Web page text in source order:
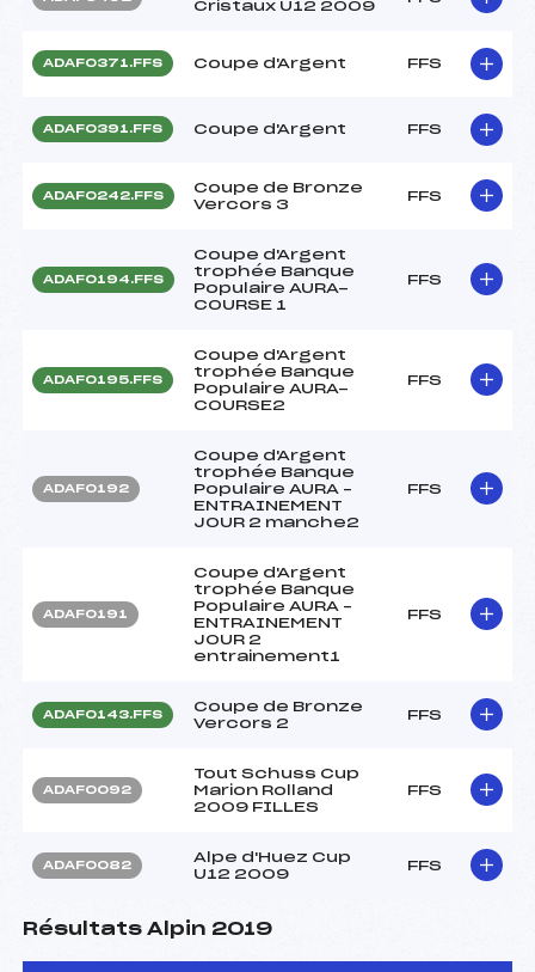
Cristaux U12 2009
ADAF0371.FFS Coupe d'Argent FFS
ADAF0391.FFS Coupe d'Argent FFS
ADAF0242.FFS
Coupe de Bronze
Vercors 3
FFS
ADAF0194.FFS
Coupe d'Argent
trophée Banque
Populaire AURA-
COURSE 1
FFS
ADAF0195.FFS
Coupe d'Argent
trophée Banque
Populaire AURA-
COURSE2
FFS
ADAF0192
Coupe d'Argent
trophée Banque
Populaire AURA –
ENTRAINEMENT
JOUR 2 manche2
FFS
ADAF0191
Coupe d'Argent
trophée Banque
Populaire AURA –
ENTRAINEMENT
JOUR 2
entrainement1
FFS
ADAF0143.FFS
Coupe de Bronze
Vercors 2
FFS
ADAF0092
Tout Schuss Cup
Marion Rolland
2009 FILLES
FFS
ADAF0082
Alpe d'Huez Cup
U12 2009
FFS
Résultats Alpin 2019